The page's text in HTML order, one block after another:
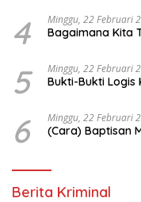
4 Minggu, 22 Februari
Bagaimana Kita
5 Minggu, 22 Februari
Bukti-Bukti Logis
6 Minggu, 22 Februari
(Cara) Baptisan
Berita Kriminal